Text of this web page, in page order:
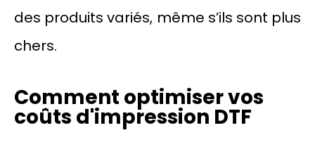
des produits variés, même s’ils sont plus
chers.
Comment optimiser vos
coûts d'impression DTF